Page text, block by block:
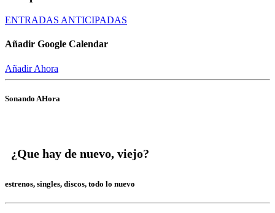
ENTRADAS ANTICIPADAS
Añadir Google Calendar
Añadir Ahora
Sonando AHora
¿Que hay de nuevo, viejo?
estrenos, singles, discos, todo lo nuevo